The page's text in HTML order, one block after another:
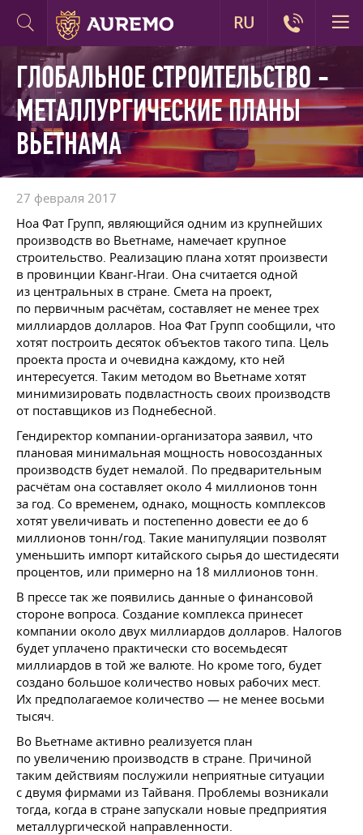
ГЛОБАЛЬНОЕ СТРОИТЕЛЬСТВО -
МЕТАЛЛУРГИЧЕСКИЕ ПЛАНЫ
ВЬЕТНАМА
27 февраля 2017
Ноа Фат Групп, являющийся одним из крупнейших
производств во Вьетнаме, намечает крупное
строительство. Реализацию плана хотят произвести
в провинции Кванг-Нгаи. Она считается одной
из центральных в стране. Смета на проект,
по первичным расчётам, составляет не менее трех
миллиардов долларов. Ноа Фат Групп сообщили, что
хотят построить десяток объектов такого типа. Цель
проекта проста и очевидна каждому, кто ней
интересуется. Таким методом во Вьетнаме хотят
минимизировать подвластность своих производств
от поставщиков из Поднебесной.
Гендиректор компании-организатора заявил, что
плановая минимальная мощность новосозданных
производств будет немалой. По предварительным
расчётам она составляет около 4 миллионов тонн
за год. Со временем, однако, мощность комплексов
хотят увеличивать и постепенно довести ее до 6
миллионов тонн/год. Такие манипуляции позволят
уменьшить импорт китайского сырья до шестидесяти
процентов, или примерно на 18 миллионов тонн.
В прессе так же появились данные о финансовой
стороне вопроса. Создание комплекса принесет
компании около двух миллиардов долларов. Налогов
будет уплачено практически сто восемьдесят
миллиардов в той же валюте. Но кроме того, будет
создано большое количество новых рабочих мест.
Их предполагаемое количество — не менее восьми
тысяч.
Во Вьетнаме активно реализуется план
по увеличению производств в стране. Причиной
таким действиям послужили неприятные ситуации
с двумя фирмами из Тайваня. Проблемы возникали
тогда, когда в стране запускали новые предприятия
металлургической направленности.
RU